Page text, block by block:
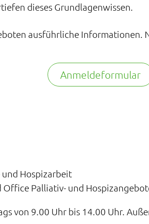
dieses Grundlagenwissen.
ausführliche Informationen.
Anmeldeformular
und Hospizarbeit
Office Palliativ- und
von 9.00 Uhr bis 14.00 Uhr.